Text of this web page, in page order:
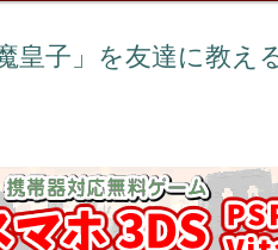
皇子」を友達に教え